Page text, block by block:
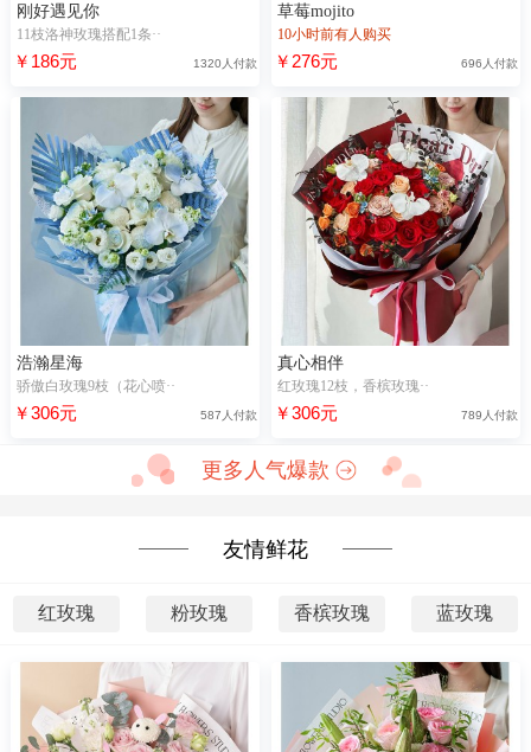
刚好遇见你
11枝洛神玫瑰搭配1条··
￥186元 1320人付款
草莓mojito
10小时前有人购买
￥276元 696人付款
浩瀚星海
骄傲白玫瑰9枝（花心喷··
￥306元 587人付款
真心相伴
红玫瑰12枝，香槟玫瑰··
￥306元 789人付款
更多人气爆款
友情鲜花
红玫瑰 粉玫瑰 香槟玫瑰 蓝玫瑰